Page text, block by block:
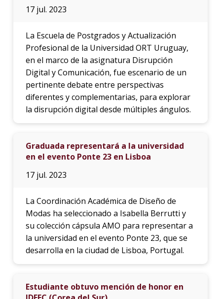
17 jul. 2023
La Escuela de Postgrados y Actualización
Profesional de la Universidad ORT Uruguay,
en el marco de la asignatura Disrupción
Digital y Comunicación, fue escenario de un
pertinente debate entre perspectivas
diferentes y complementarias, para explorar
la disrupción digital desde múltiples ángulos.
Graduada representará a la universidad
en el evento Ponte 23 en Lisboa
17 jul. 2023
La Coordinación Académica de Diseño de
Modas ha seleccionado a Isabella Berrutti y
su colección cápsula AMO para representar a
la universidad en el evento Ponte 23, que se
desarrolla en la ciudad de Lisboa, Portugal.
Estudiante obtuvo mención de honor en